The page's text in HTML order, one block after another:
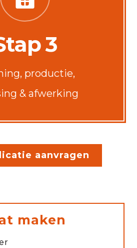
3
productie,
& afwerking
aanvragen
maken